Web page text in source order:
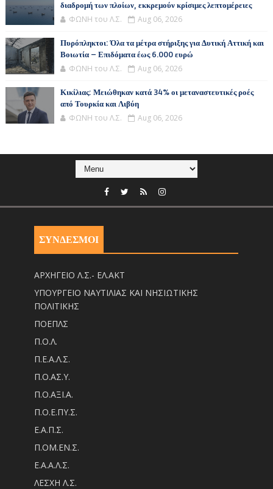
διαδρομή των πλοίων, εκκρεμούν κρίσιμες λεπτομέρειες
ΦΩΝΗ του Λ.Σ. Aug 06, 2026
Πυρόπληκτοι: Όλα τα μέτρα στήριξης για Δυτική Αττική και
Βοιωτία – Επιδόματα έως 6.000 ευρώ
ΦΩΝΗ του Λ.Σ. Aug 06, 2026
Κικίλιας: Μειώθηκαν κατά 34% οι μεταναστευτικές ροές
από Τουρκία και Λιβύη
ΦΩΝΗ του Λ.Σ. Aug 06, 2026
ΣΥΝΔΕΣΜΟΙ
ΑΡΧΗΓΕΙΟ Λ.Σ.- ΕΛ.ΑΚΤ
ΥΠΟΥΡΓΕΙΟ ΝΑΥΤΙΛΙΑΣ ΚΑΙ ΝΗΣΙΩΤΙΚΗΣ
ΠΟΛΙΤΙΚΗΣ
ΠΟΕΠΛΣ
Π.Ο.Λ.
Π.Ε.Α.Λ.Σ.
Π.Ο.ΑΣ.Υ.
Π.Ο.ΑΞΙ.Α.
Π.Ο.Ε.ΠΥ.Σ.
Ε.Α.Π.Σ.
Π.ΟM.EN.Σ.
Ε.Α.Α.Λ.Σ.
ΛΕΣΧΗ Λ.Σ.